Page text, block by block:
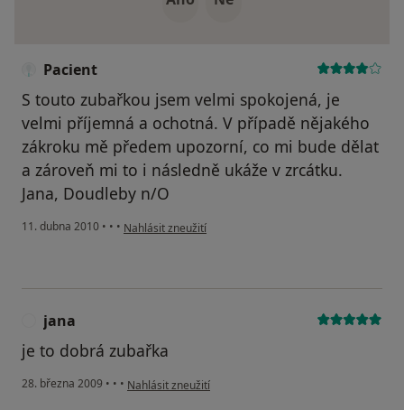
Pacient
S touto zubařkou jsem velmi spokojená, je
velmi příjemná a ochotná. V případě nějakého
zákroku mě předem upozorní, co mi bude dělat
a zároveň mi to i následně ukáže v zrcátku.
Jana, Doudleby n/O
11. dubna 2010 • • • podle názoru uživatele Pacient
Nahlásit zneužití
jana
je to dobrá zubařka
28. března 2009 • • • podle názoru uživatele jana
Nahlásit zneužití